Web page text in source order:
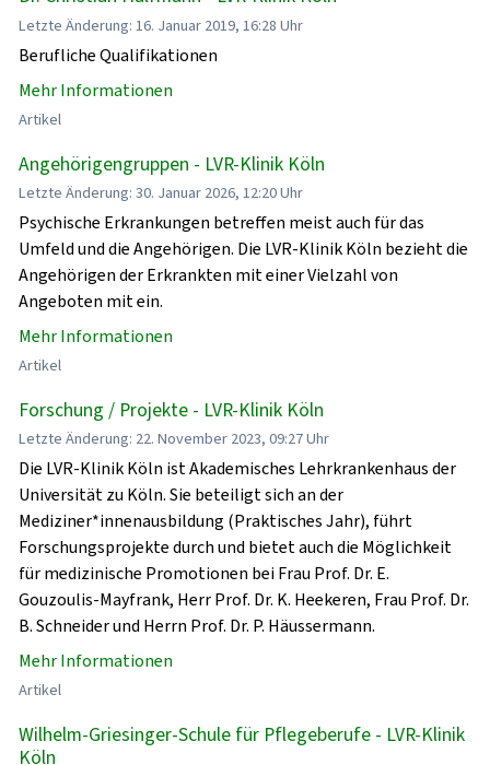
Letzte Änderung: 16. Januar 2019, 16:28 Uhr
Berufliche Qualifikationen
Mehr Informationen
Artikel
Angehörigengruppen - LVR-Klinik Köln
Letzte Änderung: 30. Januar 2026, 12:20 Uhr
Psychische Erkrankungen betreffen meist auch für das
Umfeld und die Angehörigen. Die LVR-Klinik Köln bezieht die
Angehörigen der Erkrankten mit einer Vielzahl von
Angeboten mit ein.
Mehr Informationen
Artikel
Forschung / Projekte - LVR-Klinik Köln
Letzte Änderung: 22. November 2023, 09:27 Uhr
Die LVR-Klinik Köln ist Akademisches Lehrkrankenhaus der
Universität zu Köln. Sie beteiligt sich an der
Mediziner*innenausbildung (Praktisches Jahr), führt
Forschungsprojekte durch und bietet auch die Möglichkeit
für medizinische Promotionen bei Frau Prof. Dr. E.
Gouzoulis-Mayfrank, Herr Prof. Dr. K. Heekeren, Frau Prof. Dr.
B. Schneider und Herrn Prof. Dr. P. Häussermann.
Mehr Informationen
Artikel
Wilhelm-Griesinger-Schule für Pflegeberufe - LVR-Klinik
Köln